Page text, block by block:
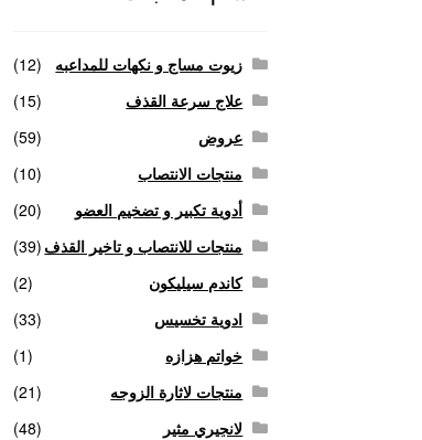
منتجات
زيوت مساج و نكهات للمداعبه
(12)
علاج سرعة القذف
(15)
عروض
(59)
منتجات الانتصاب
(10)
أدوية تكبير و تضخيم العضو
(20)
منتجات للانتصاب و تاخير القذف (39)
كاندم سيليكون
(2)
ادوية تخسيس
(33)
خواتم هزازه
(1)
منتجات لاثارة الزوجه
(21)
لانجيري مثير
(48)